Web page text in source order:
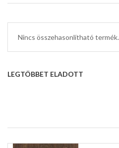
Nincs összehasonlítható termék.
LEGTÖBBET ELADOTT